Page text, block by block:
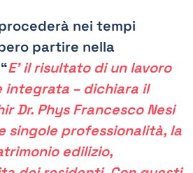
nei tempi
partire nella
E’ il risultato di un lavoro
integrata – dichiara il
Dr. Phys Francesco Nesi
singole professionalità, la
edilizio,